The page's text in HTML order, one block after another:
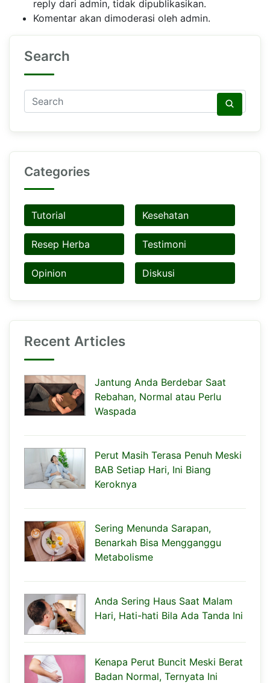
reply dari admin, tidak dipublikasikan.
Komentar akan dimoderasi oleh admin.
Search
Categories
Tutorial Kesehatan
Resep Herba Testimoni
Opinion Diskusi
Recent Articles
Jantung Anda Berdebar Saat
Rebahan, Normal atau Perlu
Waspada
Perut Masih Terasa Penuh Meski
BAB Setiap Hari, Ini Biang
Keroknya
Sering Menunda Sarapan,
Benarkah Bisa Mengganggu
Metabolisme
Anda Sering Haus Saat Malam
Hari, Hati-hati Bila Ada Tanda Ini
Kenapa Perut Buncit Meski Berat
Badan Normal, Ternyata Ini